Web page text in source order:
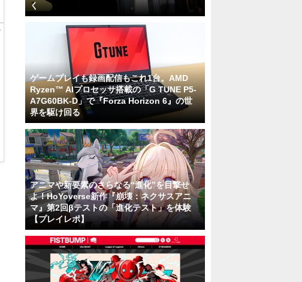
く
ゲームプレイも録画配信もこれ1台。AMD
Ryzen™ AIプロセッサ搭載の「G TUNE P5-
A7G60BK-D」で『Forza Horizon 6』の世
界を駆け回る
アニマや新要素のさらなる“進化”を目撃せ
よ！HoYoverse新作『崩壊：ネクサスアニ
マ』第2回βテストの「進化テスト」を体験
【プレイレポ】